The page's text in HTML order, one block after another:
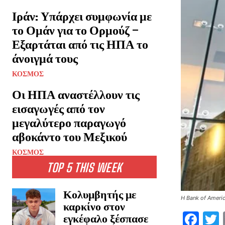
Ιράν: Υπάρχει συμφωνία με
το Ομάν για το Ορμούζ –
Εξαρτάται από τις ΗΠΑ το
άνοιγμά τους
ΚΟΣΜΟΣ
Οι ΗΠΑ αναστέλλουν τις
εισαγωγές από τον
μεγαλύτερο παραγωγό
αβοκάντο του Μεξικού
ΚΟΣΜΟΣ
TOP 5 THIS WEEK
Κολυμβητής με
καρκίνο στον
εγκέφαλο ξέσπασε
Η Bank of
F